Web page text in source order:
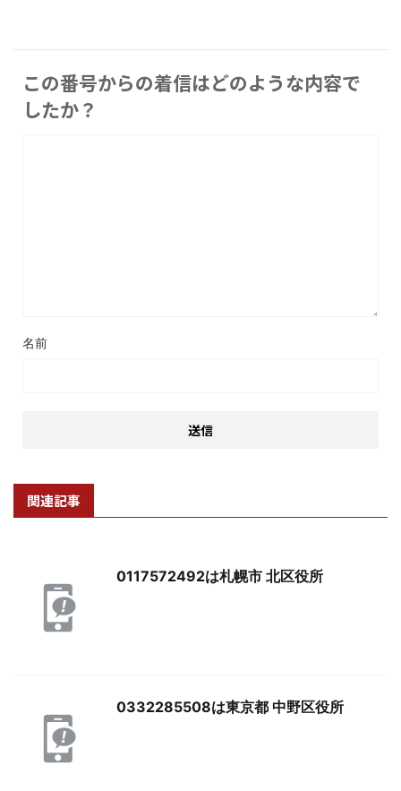
この番号からの着信はどのような内容で
したか？
名前
関連記事
0117572492は札幌市 北区役所
0332285508は東京都 中野区役所